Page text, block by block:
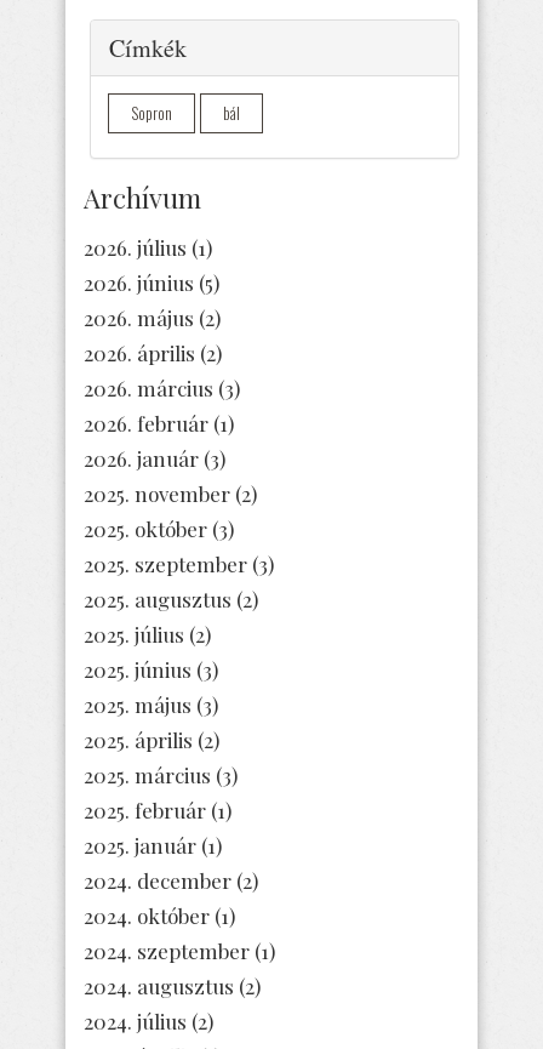
Elrejtés
Címkék
Sopron bál
Archívum
2026. július (1)
2026. június (5)
2026. május (2)
2026. április (2)
2026. március (3)
2026. február (1)
2026. január (3)
2025. november (2)
2025. október (3)
2025. szeptember (3)
2025. augusztus (2)
2025. július (2)
2025. június (3)
2025. május (3)
2025. április (2)
2025. március (3)
2025. február (1)
2025. január (1)
2024. december (2)
2024. október (1)
2024. szeptember (1)
2024. augusztus (2)
2024. július (2)